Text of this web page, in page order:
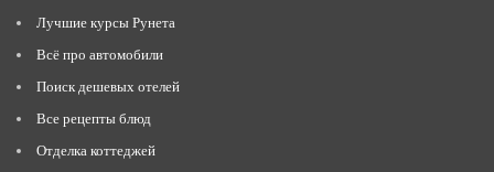
Лучшие курсы Рунета
Всё про автомобили
Поиск дешевых отелей
Все рецепты блюд
Отделка коттеджей